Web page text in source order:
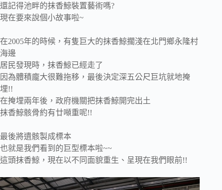
還記得池畔的抹香鯨裝置藝術嗎?
現在要來說個小故事啦~
在2005年的時候，有隻巨大的抹香鯨擱淺在北門鄉永隆村
海邊
居民發現時，抹香鯨已經走了
因為體積龐大很難拖移，最後決定深五公尺巨坑就地掩
埋!!
在掩埋兩年後，政府機關把抹香鯨開完出土
抹香鯨骸骨約有廿噸重呢!!
最後將遺骸製成標本
也就是我們看到的巨型標本啦~~
這頭抹香鯨，現在以不同面貌重生、呈現在我們眼前!!